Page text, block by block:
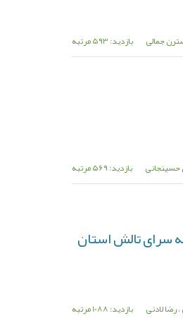
جمالی بازدید: 593 مرتبه
حسینجانی بازدید: 569 مرتبه
سرای تالش استان
رضا لادنی بازدید: 1088 مرتبه